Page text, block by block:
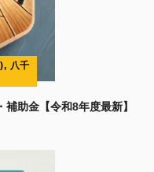
八千
助金【令和8年度最新】